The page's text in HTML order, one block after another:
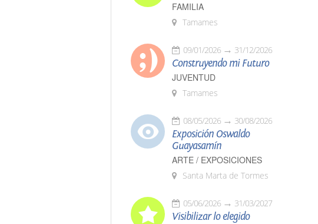
FAMILIA
Tamames
09/01/2026 31/12/2026
Construyendo mi Futuro
JUVENTUD
Tamames
08/05/2026 30/08/2026
Exposición Oswaldo
Guayasamín
ARTE / EXPOSICIONES
Santa Marta de Tormes
05/06/2026 31/03/2027
Visibilizar lo elegido